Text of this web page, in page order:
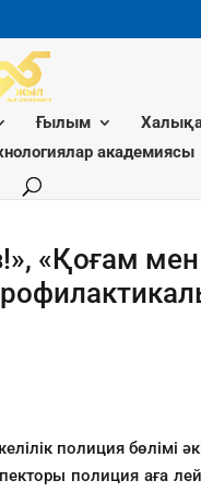
Ғылым
академиясы
«Қоғам
полиция бөлімі
полиция аға